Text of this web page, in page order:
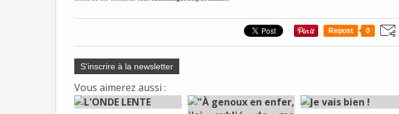
Repost 0
S'inscrire à la newsletter
Vous aimerez aussi :